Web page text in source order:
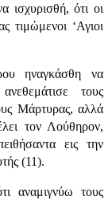
ισχυρισθή, ότι οι
τιμώμενοι ‘Αγιοι
ηναγκάσθη να
τους
Μάρτυρας, αλλά
τον Λούθηρον,
εις την
(11).
αναμιγνύω τους